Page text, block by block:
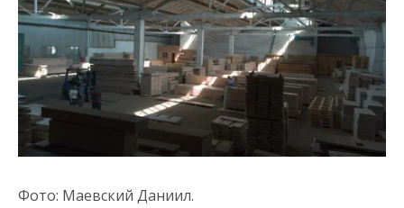
Фото: Маевский Даниил.